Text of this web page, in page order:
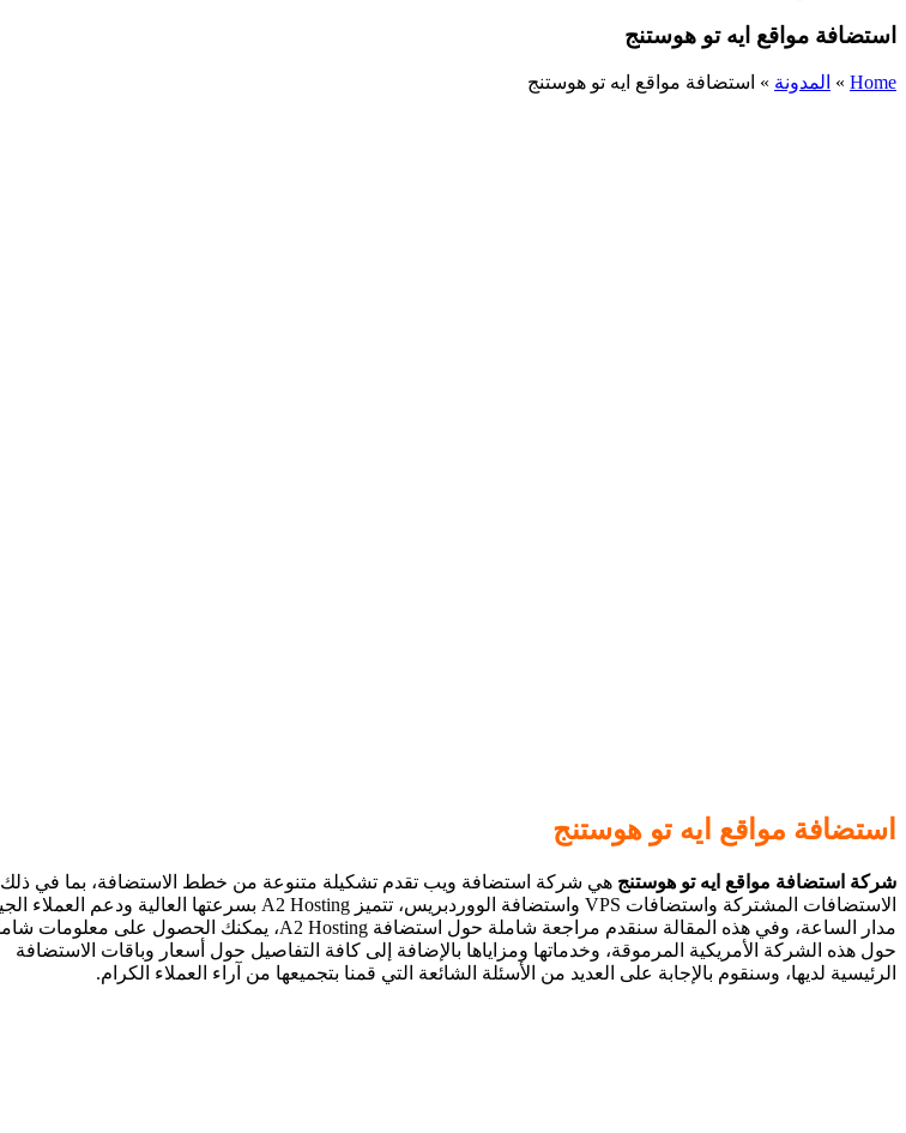
استضافة مواقع ايه تو هوستنج
Home
» المدونة » استضافة مواقع ايه تو هوستنج
استضافة مواقع ايه تو هوستنج
شركة استضافة مواقع ايه تو هوستنج هي شركة استضافة ويب تقدم تشكيلة متنوعة من خطط الاستضافة، بما في ذلك
الاستضافات المشتركة واستضافات VPS واستضافة الووردبريس، تتميز A2 Hosting بسرعتها العالية ودعم العملاء الجيد على
مدار
الساعة، وفي هذه المقالة سنقدم مراجعة شاملة حول استضافة A2 Hosting، يمكنك الحصول على معلومات شاملة
حول هذه الشركة الأمريكية المرموقة، وخدماتها ومزاياها بالإضافة إلى كافة التفاصيل حول أسعار وباقات الاستضافة
الرئيسية لديها، وسنقوم بالإجابة على العديد من الأسئلة الشائعة التي قمنا بتجميعها من آراء العملاء الكرام.